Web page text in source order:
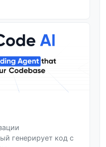
генерирует код с